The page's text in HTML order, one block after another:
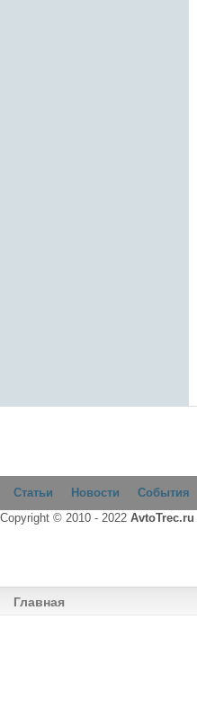
Статьи Новости События
Copyright © 2010 - 2022 AvtoTrec.ru
Главная